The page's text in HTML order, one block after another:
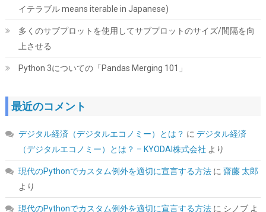
静音ファン ブラック 【メーカー正規出品】 KRPW-BD650W/85+
(54013 ) GBP 23.98 (2026-08-07 04:03 GMT +09:00 時点 -詳細はこ
)
CFD販売 デスクトップPC用メモリ グラフェン 銅箔 ヒートシンク
販売 CFD Standard W5U5600CS-32GC46F
イテラブル means iterable in Japanese)
多くのサブプロットを使用してサブプロットのサイズ/間隔を向
上させる
Python 3についての「Pandas Merging 101」
最近のコメント
デジタル経済（デジタルエコノミー）とは？ に デジタル経済
（デジタルエコノミー）とは？ – KYODAI株式会社 より
現代のPythonでカスタム例外を適切に宣言する方法に 齋藤 太郎
より
現代のPythonでカスタム例外を適切に宣言する方法に シノブよ